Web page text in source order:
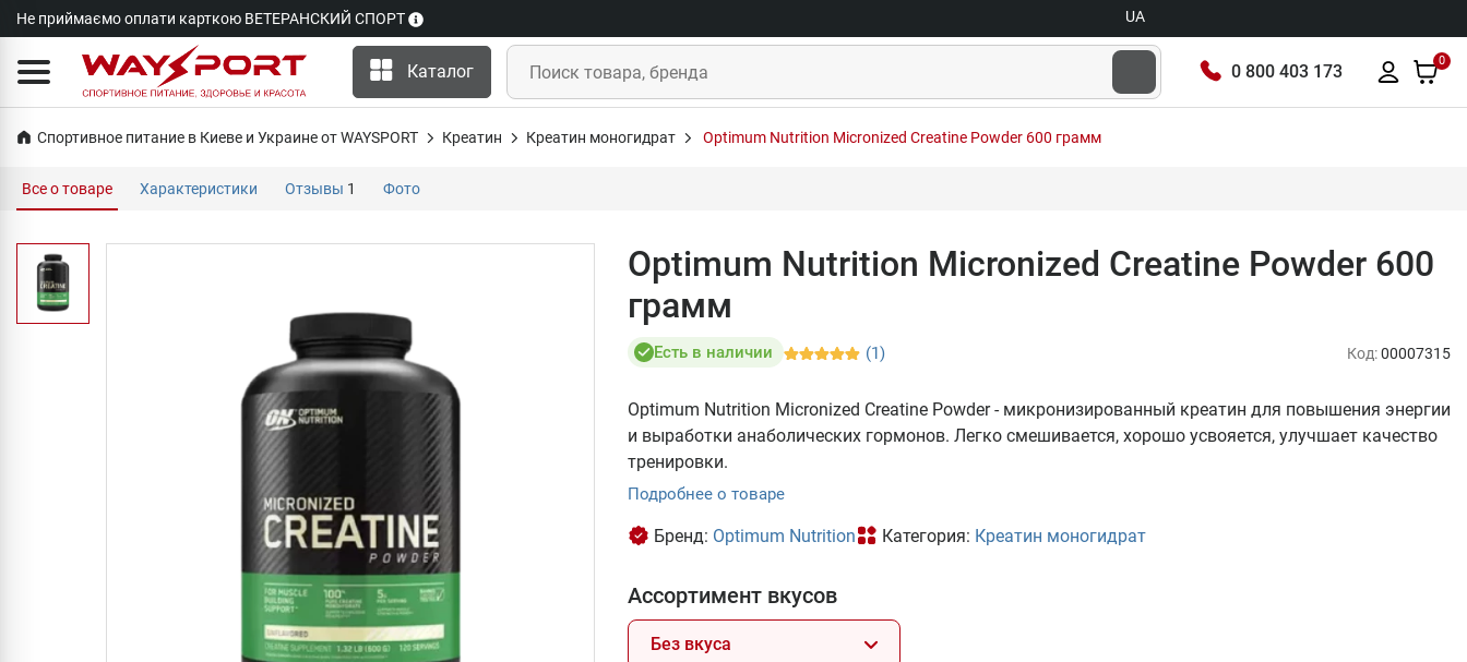
Не приймаємо оплати карткою ВЕТЕРАНСКИЙ СПОРТ UA
Каталог 0 800 403 173
0
Спортивное питание в Киеве и Украине от WAYSPORT Креатин Креатин моногидрат Optimum Nutrition Micronized Creatine Powder 600 грамм
Все о товаре Характеристики Отзывы 1 Фото
Optimum Nutrition Micronized Creatine Powder 600
грамм
Есть в наличии (1) Код:00007315
Optimum Nutrition Micronized Creatine Powder - микронизированный креатин для повышения энергии
и выработки анаболических гормонов. Легко смешивается, хорошо усвояется, улучшает качество
тренировки.
Подробнее о товаре
Бренд: Optimum Nutrition Категория: Креатин моногидрат
Ассортимент вкусов
Без вкуса